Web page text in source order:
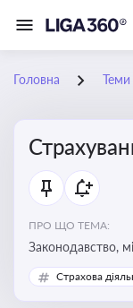
Головна Теми
ПРО ЩО ТЕМА:
Законодавство,
визначають та
майна, боржників
Страхова